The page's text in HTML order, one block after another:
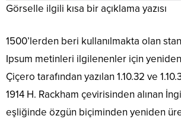
Görselle ilgili kısa bir açıklama yazısı
1500’lerden beri kullanılmakta olan
Ipsum metinleri ilgilenenler için
Çiçero tarafından yazılan 1.10.32 ve
1914 H. Rackham çevirisinden alınan
eşliğinde özgün biçiminden yeniden